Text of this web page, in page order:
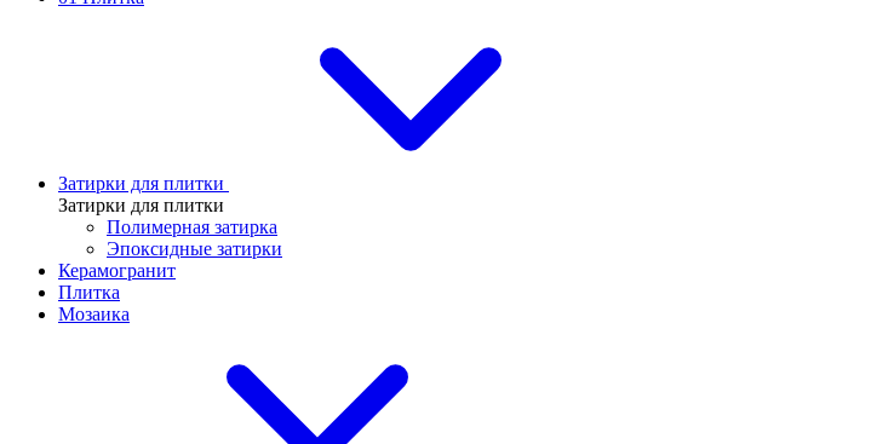
Затирки для плитки
Затирки для плитки
Полимерная затирка
Эпоксидные затирки
Керамогранит
Плитка
Мозаика